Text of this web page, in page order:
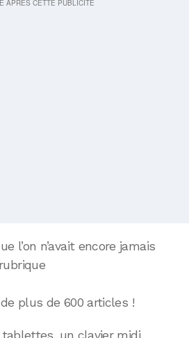
l’on n’avait encore jamais
plus de 600 articles !
tablettes, un clavier midi